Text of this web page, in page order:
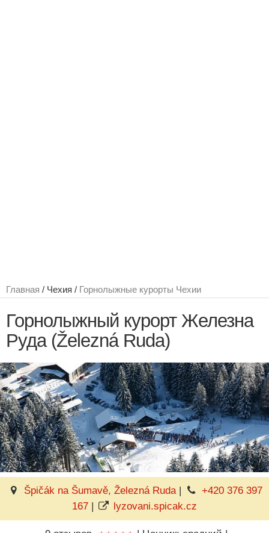
Главная / Чехия / Горнолыжные курорты Чехии
Горнолыжный курорт Железна
Руда (Železná Ruda)
Špičák na Šumavě, Železná Ruda |
+420 376 397
167| lyzovani.spicak.cz